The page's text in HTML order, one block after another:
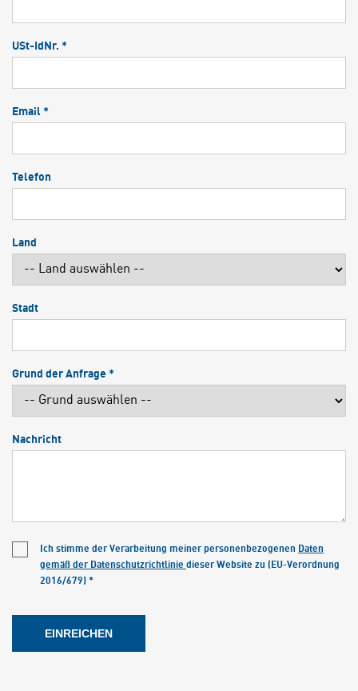
USt-IdNr. *
Email *
Telefon
Land
Stadt
Grund der Anfrage *
Nachricht
Ich stimme der Verarbeitung meiner personenbezogenen Daten
gemäß der Datenschutzrichtlinie dieser Website zu (EU-Verordnung
2016/679) *